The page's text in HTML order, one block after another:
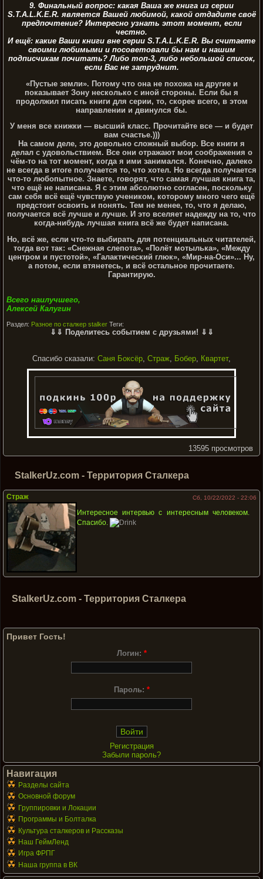
9. Финальный вопрос: какая Ваша же книга из серии
S.T.A.L.K.E.R. является Вашей любимой, какой отдадите своё
предпочтение? Интересно узнать этот момент, если
честно.
И ещё: какие Ваши книги вне серии S.T.A.L.K.E.R. Вы считаете
своими любимыми и посоветовали бы нам и нашим
подписчикам почитать? Либо топ-3, либо небольшой список,
если Вас не затруднит.
«Пустые земли». Потому что она не похожа на другие и
показывает Зону несколько с иной стороны. Если бы я
продолжил писать книги для серии, то, скорее всего, в этом
направлении и двинулся бы.
У меня все книжки — высший класс. Прочитайте все — и будет
вам счастье.)))
На самом деле, это довольно сложный выбор. Все книги я
делал с удовольствием. Все они отражают мои соображения о
чём-то на тот момент, когда я ими занимался. Конечно, далеко
не всегда в итоге получается то, что хотел. Но всегда получается
что-то любопытное. Знаете, говорят, что самая лучшая книга та,
что ещё не написана. Я с этим абсолютно согласен, поскольку
сам себя всё ещё чувствую учеником, которому много чего ещё
предстоит освоить и понять. Тем не менее, то, что я делаю,
получается всё лучше и лучше. И это вселяет надежду на то, что
когда-нибудь лучшая книга всё же будет написана.
Но, всё же, если что-то выбирать для потенциальных читателей,
тогда вот так: «Снежная слепота», «Полёт мотылька», «Между
центром и пустотой», «Галактический глюк», «Мир-на-Оси»... Ну,
а потом, если втянетесь, и всё остальное прочитаете.
Гарантирую.
Всего наилучшего,
Алексей Калугин
Раздел: Разное по сталкер stalker Теги:
⇓⇓ Поделитесь событием с друзьями! ⇓⇓
Спасибо сказали: Саня Боксёр Страж Бобер Квартет,
13595 просмотров
StalkerUz.com - Территория Сталкера
Страж Сб, 10/22/2022 - 22:06
Интересное интервью с интересным человеком.
Спасибо.
StalkerUz.com - Территория Сталкера
Привет Гость!
Логин: *
Пароль: *
Регистрация
Забыли пароль?
Навигация
Разделы сайта
Основной форум
Группировки и Локации
Программы и Болталка
Культура сталкеров и Рассказы
Наш ГеймЛенд
Игра ФРПГ
Наша группа в ВК